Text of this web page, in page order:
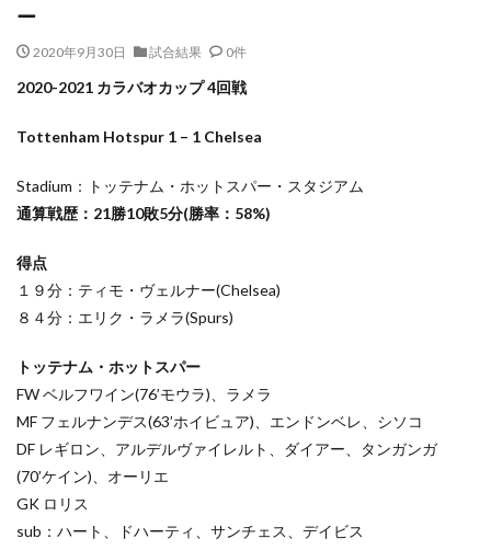
ー
2020年9月30日 試合結果 0件
2020-2021 カラバオカップ 4回戦
Tottenham Hotspur 1 – 1 Chelsea
Stadium：トッテナム・ホットスパー・スタジアム
通算戦歴：21勝10敗5分(勝率：58%)
得点
１９分：ティモ・ヴェルナー(Chelsea)
８４分：エリク・ラメラ(Spurs)
トッテナム・ホットスパー
FW ベルフワイン(76’モウラ)、ラメラ
MF フェルナンデス(63’ホイビュア)、エンドンベレ、シソコ
DF レギロン、アルデルヴァイレルト、ダイアー、タンガンガ
(70’ケイン)、オーリエ
GK ロリス
sub：ハート、ドハーティ、サンチェス、デイビス